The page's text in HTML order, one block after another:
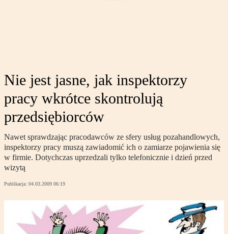
Nie jest jasne, jak inspektorzy
pracy wkrótce skontrolują
przedsiębiorców
Nawet sprawdzając pracodawców ze sfery usług pozahandlowych,
inspektorzy pracy muszą zawiadomić ich o zamiarze pojawienia się
w firmie. Dotychczas uprzedzali tylko telefonicznie i dzień przed
wizytą
Publikacja: 04.03.2009 06:19